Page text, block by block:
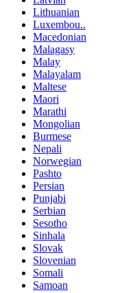
Lithuanian
Luxembou..
Macedonian
Malagasy
Malay
Malayalam
Maltese
Maori
Marathi
Mongolian
Burmese
Nepali
Norwegian
Pashto
Persian
Punjabi
Serbian
Sesotho
Sinhala
Slovak
Slovenian
Somali
Samoan